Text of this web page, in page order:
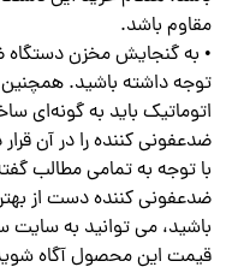
مقاوم باشد.
• به گنجایش مخزن
توجه داشته باشید.
اتوماتیک باید به گونه‌ای
ضدعفونی کننده را در آن قرار
با توجه به تمامی مطالب
ضدعفونی کننده دست از
باشید، می توانید به سایت
قیمت این محصول آگاه